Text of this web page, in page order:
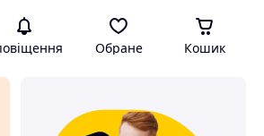
Обране Кошик